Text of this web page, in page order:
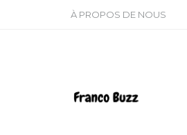
À PROPOS DE NOUS